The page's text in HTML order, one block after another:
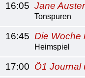
16:05 Jane
Tonspuren
16:45 Die Woche
Heimspiel
17:00 Ö1 Journal